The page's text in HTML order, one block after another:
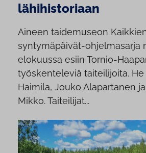
lähihistoriaan
Aineen taidemuseon
syntymäpäivät-ohjelmasarja
elokuussa esiin Tornio-
työskenteleviä taiteilijoita. He
Haimila, Jouko Alapartanen
Mikko. Taiteilijat...